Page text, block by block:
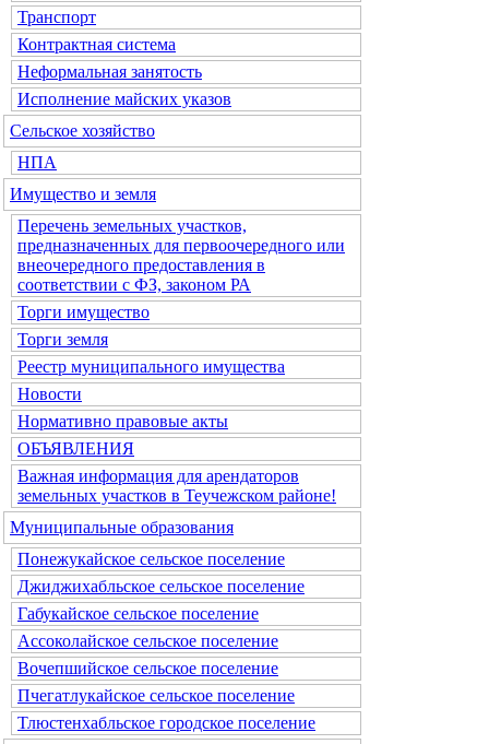
Транспорт
Контрактная система
Неформальная занятость
Исполнение майских указов
Сельское хозяйство
НПА
Имущество и земля
Перечень земельных участков,
предназначенных для первоочередного или
внеочередного предоставления в
соответствии с ФЗ, законом РА
Торги имущество
Торги земля
Реестр муниципального имущества
Новости
Нормативно правовые акты
ОБЪЯВЛЕНИЯ
Важная информация для арендаторов
земельных участков в Теучежском районе!
Муниципальные образования
Понежукайское сельское поселение
Джиджихабльское сельское поселение
Габукайское сельское поселение
Ассоколайское сельское поселение
Вочепшийское сельское поселение
Пчегатлукайское сельское поселение
Тлюстенхабльское городское поселение